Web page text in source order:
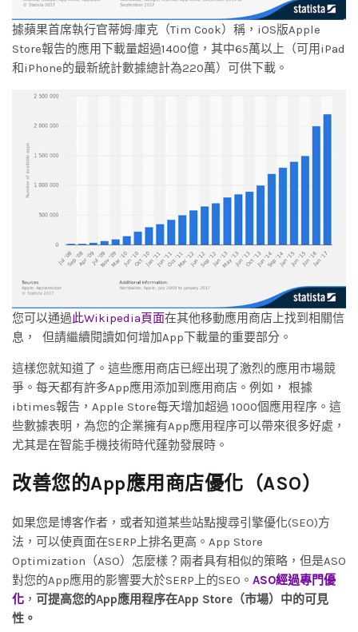
據蘋果首席執行官蒂姆·庫克（Tim Cook）稱，iOS版Apple
Store報告的應用下載量超過1400億，其中65萬以上（可用iPad
和iPhone的最新統計數據總計為220萬）可供下載。
您可以通過此Wikipedia頁面在其他移動應用商店上找到相關信
息， 但請繼續閱讀如何增加App下載量的重要部分。
這樣您就知道了。這些應用商店已經出現了激烈的應用市場競
爭。每天都有許多App應用添加到應用商店。例如， 根據
ibtimes報告，Apple Store每天增加超過 1000個應用程序。這
些數據表明，為您的企業擁有App應用程序可以帶來很多好處，
尤其是在智能手機技術時代蓬勃發展時。
改善您的App應用商店優化（ASO）
如果您是博客作者，或者知道某些站點搜尋引擎優化(SEO)方
法，可以使頁面在SERP上排名更高。App Store
Optimization（ASO）怎麼樣？兩者具有相似的策略，但是ASO
對您的App應用的影響要大於SERP上的SEO。 ASO經過專門優
化 ， 可提高您的App應用程序在App Store（市場）中的可見
性。